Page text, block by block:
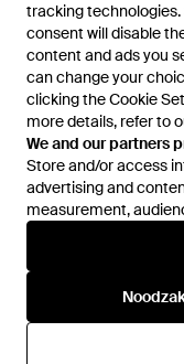
tracking
consent will disable
content and ads you
can change your
clicking the Cookie
more details, refer to
We and our partners
Store and/or access
advertising and
measurement,
tracking
consent will disable
content and ads you
can change your
clicking the Cookie
more details, refer to
We and our partners
Store and/or access
advertising and
measurement,
Internationaal
Hulp en